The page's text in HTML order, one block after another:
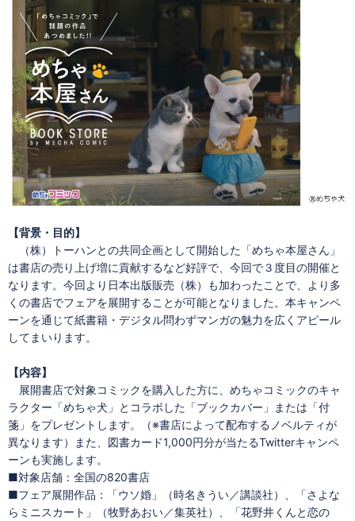
【背景・目的】
（株）トーハンとの共同企画として開始した「めちゃ本屋さん」
は書店の売り上げ増に貢献するなど好評で、今回で３度目の開催と
なります。今回より日本出版販売（株）も加わったことで、より多
くの書店でフェアを展開することが可能となりました。本キャンペ
ーンを通じて紙書籍・デジタル問わずマンガの魅力を広くアピール
してまいります。
【内容】
展開書店で対象コミックを購入した方に、めちゃコミックのキャ
ラクター「めちゃ犬」とコラボした「ブックカバー」または「付
箋」をプレゼントします。（※書店によって配布するノベルティが
異なります）また、図書カード1,000円分が当たるTwitterキャンペ
ーンも実施します。
■対象店舗：全国の820書店
■フェア展開作品：「ウソ婚」（時名きうい／講談社）、「さよな
らミニスカート」（牧野あおい／集英社）、「花野井くんと恋の